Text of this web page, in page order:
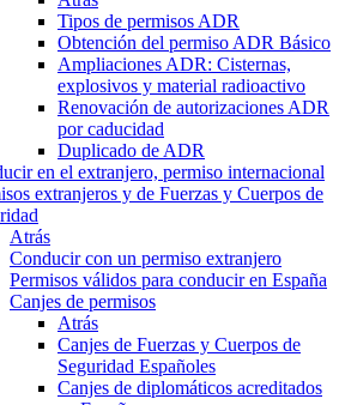
Tipos de permisos ADR
Obtención del permiso ADR Básico
Ampliaciones ADR: Cisternas,
explosivos y material radioactivo
Renovación de autorizaciones ADR
por caducidad
Duplicado de ADR
en el extranjero, permiso internacional
extranjeros y de Fuerzas y Cuerpos de
Atrás
Conducir con un permiso extranjero
Permisos válidos para conducir en España
Canjes de permisos
Atrás
Canjes de Fuerzas y Cuerpos de
Seguridad Españoles
Canjes de diplomáticos acreditados